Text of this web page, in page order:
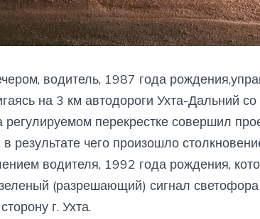
водитель, 1987 года
на 3 км автодороги Ухта-Дальний
регулируемом перекрестке совершил
результате чего произошло
водителя, 1992 года рождения,
(разрешающий) сигнал
г. Ухта.